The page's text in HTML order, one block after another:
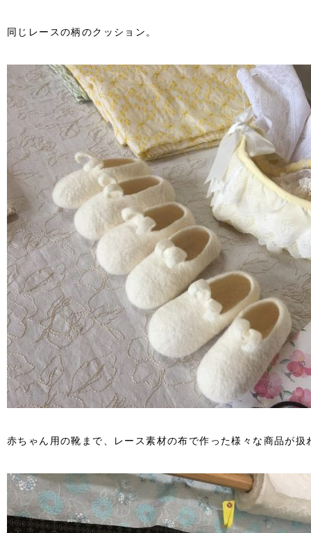
同じレースの柄のクッション。
赤ちゃん用の靴まで、レース素材の布で作った様々な商品が扱